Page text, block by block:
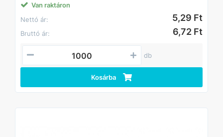
Van raktáron
Nettó ár:
5,29 Ft
Bruttó ár: 6,72 Ft
db
Kosárba